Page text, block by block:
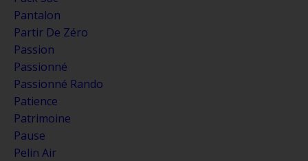
Pantalon
Partir De Zéro
Passion
Passionné
Passionné Rando
Patience
Patrimoine
Pause
Pelin Air